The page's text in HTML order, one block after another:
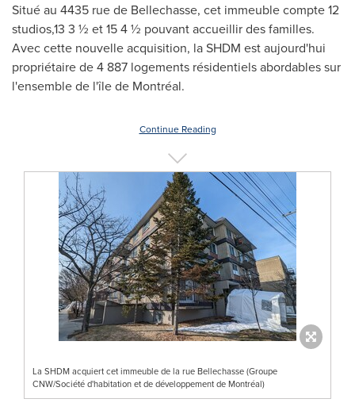
Situé au 4435 rue de Bellechasse, cet immeuble compte 12
studios,13 3 ½ et 15 4 ½ pouvant accueillir des familles.
Avec cette nouvelle acquisition, la SHDM est aujourd'hui
propriétaire de 4 887 logements résidentiels abordables sur
l'ensemble de l'île de Montréal.
Continue Reading
La SHDM acquiert cet immeuble de la rue Bellechasse (Groupe
CNW/Société d'habitation et de développement de Montréal)